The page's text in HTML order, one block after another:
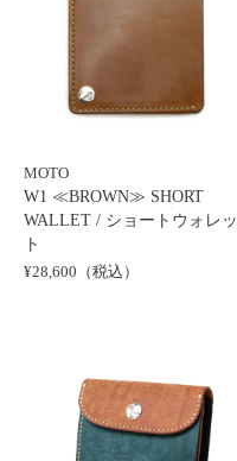
MOTO
W1 ≪BROWN≫ SHORT
WALLET / ショートウォレッ
ト
¥28,600（税込）